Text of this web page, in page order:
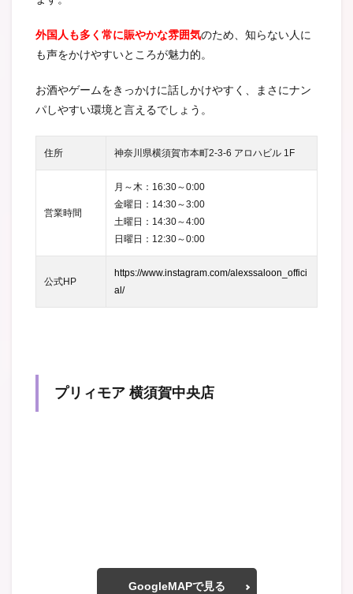
外国人も多く常に賑やかな雰囲気のため、知らない人に
も声をかけやすいところが魅力的。
お酒やゲームをきっかけに話しかけやすく、まさにナン
パしやすい環境と言えるでしょう。
住所 神奈川県横須賀市本町2-3-6 アロハビル 1F
営業時間
月～木：16:30～0:00
金曜日：14:30～3:00
土曜日：14:30～4:00
日曜日：12:30～0:00
公式HP
https://www.instagram.com/alexssaloon_offici
al/
プリィモア 横須賀中央店
GoogleMAPで見る